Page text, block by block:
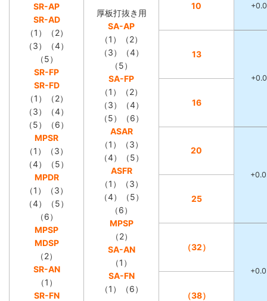
SR-AP
SR-AD
（1）（2）
（3）（4）
（5）
SR-FP
SR-FD
（1）（2）
（3）（4）
（5）（6）
MPSR
（1）（3）
（4）（5）
MPDR
（1）（3）
（4）（5）
（6）
MPSP
MDSP
（2）
SR-AN
（1）
SR-FN
厚板打抜き用
SA-AP
（1）（2）
（3）（4）
（5）
SA-FP
（1）（2）
（3）（4）
（5）（6）
ASAR
（1）（3）
（4）（5）
ASFR
（1）（3）
（4）（5）
（6）
MPSP
（2）
SA-AN
（1）
SA-FN
（1）（6）
10
13
16
20
25
（32）
（38）